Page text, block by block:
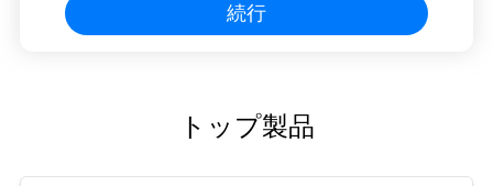
続行
トップ製品